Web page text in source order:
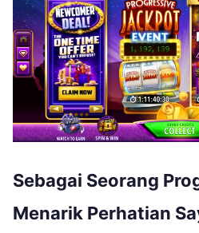
Sebagai Seorang
Menarik Perhatian